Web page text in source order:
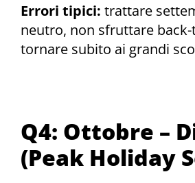
Errori tipici: trattare
neutro, non sfruttare
tornare subito ai grandi
Q4: Ottobre –
(Peak Holiday